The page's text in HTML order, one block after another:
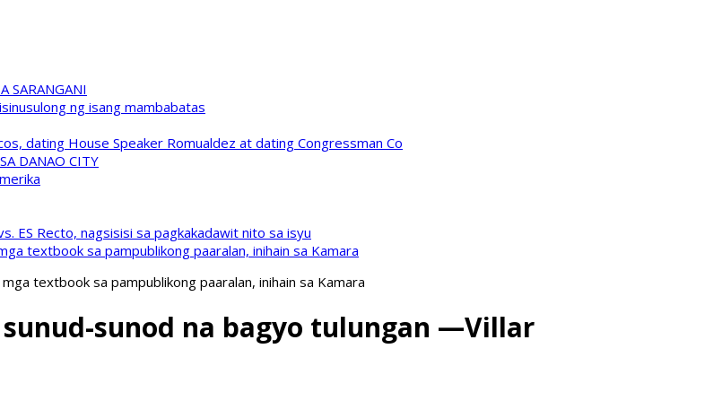
SARANGANI
ng isang mambabatas
dating House Speaker Romualdez at dating Congressman Co
DANAO CITY
ES Recto, nagsisisi sa pagkakadawit nito sa isyu
textbook sa pampublikong paaralan, inihain sa Kamara
textbook sa pampublikong paaralan, inihain sa Kamara
sunod na bagyo tulungan —Villar